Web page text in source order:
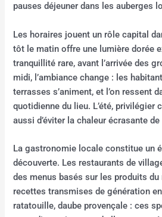
pauses déjeuner dans les auberges
Les horaires jouent un rôle capital
tôt le matin offre une lumière dorée
tranquillité rare, avant l’arrivée des
midi, l’ambiance change : les
terrasses s’animent, et l’on ressent
quotidienne du lieu. L’été, privilégier
aussi d’éviter la chaleur écrasante
La gastronomie locale constitue un
découverte. Les restaurants de
des menus basés sur les produits du
recettes transmises de génération
ratatouille, daube provençale : ces